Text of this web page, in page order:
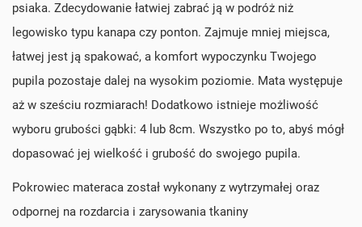
psiaka. Zdecydowanie łatwiej zabrać ją w podróż niż
legowisko typu kanapa czy ponton. Zajmuje mniej miejsca,
łatwej jest ją spakować, a komfort wypoczynku Twojego
pupila pozostaje dalej na wysokim poziomie. Mata występuje
aż w sześciu rozmiarach! Dodatkowo istnieje możliwość
wyboru grubości gąbki: 4 lub 8cm. Wszystko po to, abyś mógł
dopasować jej wielkość i grubość do swojego pupila.
Pokrowiec materaca został wykonany z wytrzymałej oraz
odpornej na rozdarcia i zarysowania tkaniny